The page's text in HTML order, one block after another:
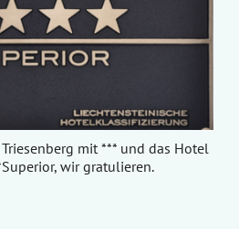
mit *** und das Hotel
wir gratulieren.